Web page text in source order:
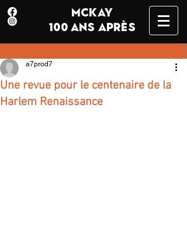
MCKAY
100 ANS APRÈS
Une revue pour le centenaire de la
Harlem Renaissance
a7prod7